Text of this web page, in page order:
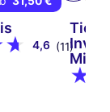
4,6 (11)